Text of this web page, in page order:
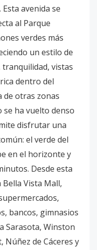
avenida se
al Parque
verdes más
un estilo de
vistas
dentro del
de otras zonas
se ha vuelto denso
disfrutar una
el verde del
en el horizonte y
Desde esta
Vista Mall,
bancos, gimnasios
Sarasota, Winston
Núñez de Cáceres y